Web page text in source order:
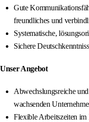
Gute
freundliches und
Systematische,
Sichere
Unser Angebot
Abwechslungsreiche
wachsenden
Flexible Arbeitszeiten im